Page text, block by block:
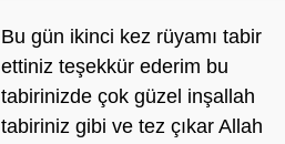
Bu gün ikinci kez rüyamı tabir
ettiniz teşekkür ederim bu
tabirinizde çok güzel inşallah
tabiriniz gibi ve tez çıkar Allah